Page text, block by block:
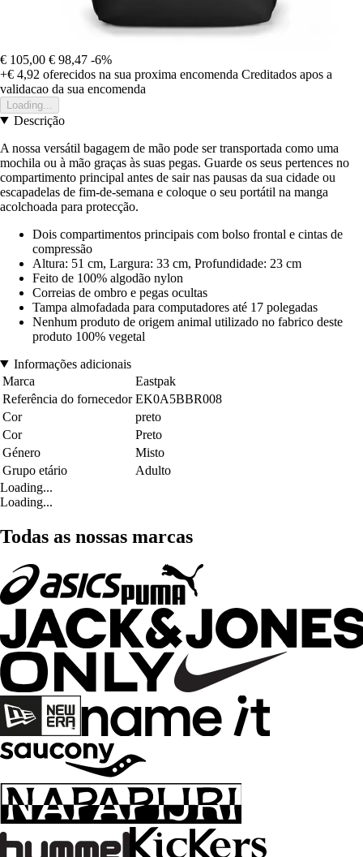
€ 105,00 € 98,47 -6%
+€ 4,92 oferecidos na sua proxima encomenda Creditados apos a
validacao da sua encomenda
Loading...
Descrição
A nossa versátil bagagem de mão pode ser transportada como uma
mochila ou à mão graças às suas pegas. Guarde os seus pertences no
compartimento principal antes de sair nas pausas da sua cidade ou
escapadelas de fim-de-semana e coloque o seu portátil na manga
acolchoada para protecção.
Dois compartimentos principais com bolso frontal e cintas de
compressão
Altura: 51 cm, Largura: 33 cm, Profundidade: 23 cm
Feito de 100% algodão nylon
Correias de ombro e pegas ocultas
Tampa almofadada para computadores até 17 polegadas
Nenhum produto de origem animal utilizado no fabrico deste
produto 100% vegetal
Informações adicionais
Marca
Eastpak
Referência do fornecedor EK0A5BBR008
Cor
preto
Cor
Preto
Género
Misto
Grupo etário
Adulto
Loading...
Loading...
Todas as nossas marcas